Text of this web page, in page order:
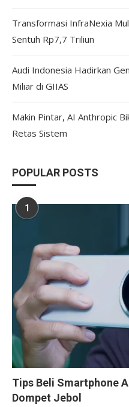
Transformasi InfraNexia
Sentuh Rp7,7 Triliun
Audi Indonesia Hadirkan
Miliar di GIIAS
Makin Pintar, AI Anthropic
Retas Sistem
POPULAR POSTS
1
Tips Beli Smartphone
Dompet Jebol